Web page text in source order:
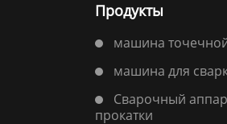
Продукты
машина
машина для
Сварочный
прокатки